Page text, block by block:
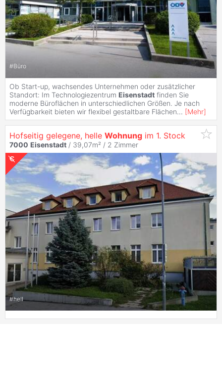
#Büro
Ob Start-up, wachsendes Unternehmen oder zusätzlicher
Standort: Im Technologiezentrum Eisenstadt finden Sie
moderne Büroflächen in unterschiedlichen Größen. Je nach
Verfügbarkeit bieten wir flexibel gestaltbare Flächen... [Mehr]
Hofseitig gelegene, helle Wohnung im 1. Stock
7000 Eisenstadt / 39,07m² / 2 Zimmer
#hell